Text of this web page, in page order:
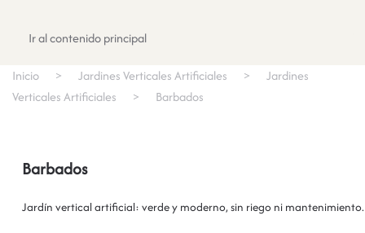
Ir al contenido principal
Inicio Jardines Verticales Artificiales
Jardines
Verticales Artificiales
Barbados
Barbados
Jardín vertical artificial: verde y moderno, sin riego ni mantenimiento.